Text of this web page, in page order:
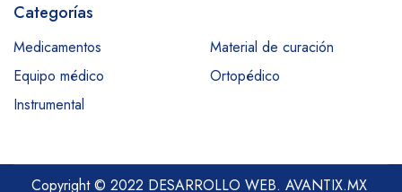
Categorías
Medicamentos
Material de curación
Equipo médico
Ortopédico
Instrumental
Copyright © 2022 DESARROLLO WEB. AVANTIX.MX